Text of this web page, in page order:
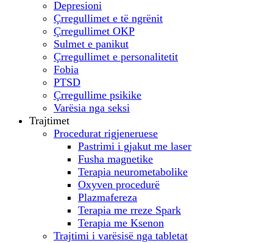
Depresioni
Çrregullimet e të ngrënit
Çrregullimet OKP
Sulmet e panikut
Çrregullimet e personalitetit
Fobia
PTSD
Çrregullime psikike
Varësia nga seksi
Trajtimet
Procedurat rigjeneruese
Pastrimi i gjakut me laser
Fusha magnetike
Terapia neurometabolike
Oxyven procedurë
Plazmafereza
Terapia me rreze Spark
Terapia me Ksenon
Trajtimi i varësisë nga tabletat